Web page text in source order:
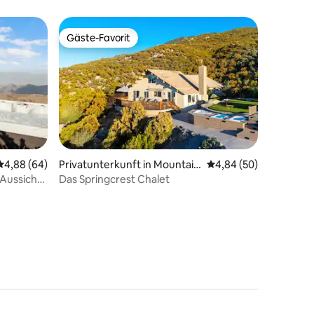
Bewertungen
Bewertung: 4,88 von 5, 64 Bewertungen
4,88 (64)
Gäste-Favorit
Gäste-Favorit
Privatunterkunft in Mountain
Center
Durchschnittliche
4,84 (50)
Das Springcrest Chalet